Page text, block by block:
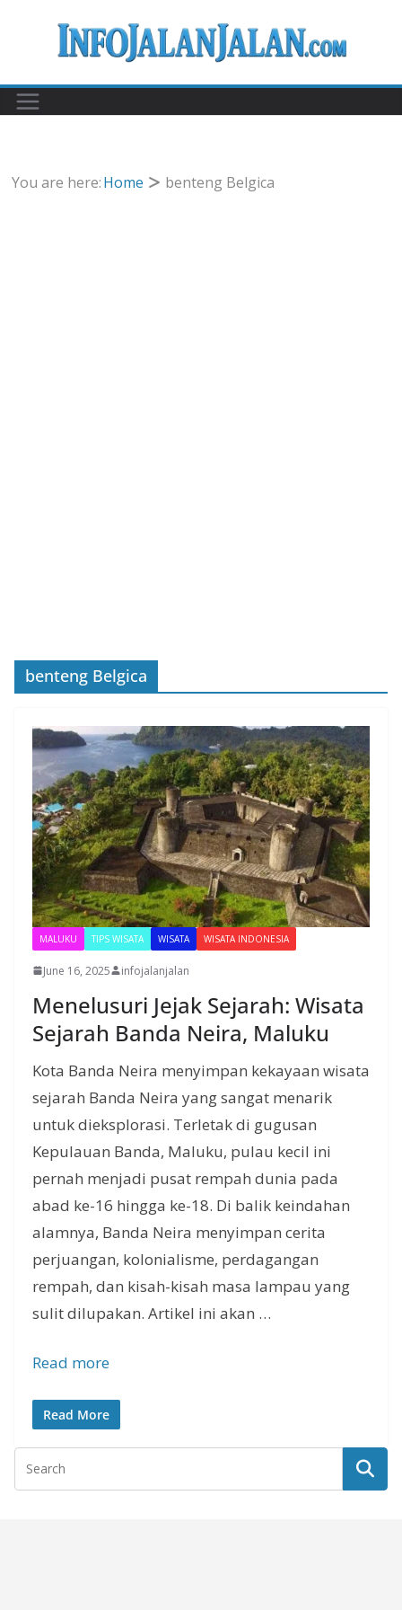
You are here:Home benteng Belgica
benteng Belgica
MALUKU TIPS WISATA WISATA WISATA INDONESIA
June 16, 2025 infojalanjalan
Menelusuri Jejak Sejarah: Wisata
Sejarah Banda Neira, Maluku
Kota Banda Neira menyimpan kekayaan wisata
sejarah Banda Neira yang sangat menarik
untuk dieksplorasi. Terletak di gugusan
Kepulauan Banda, Maluku, pulau kecil ini
pernah menjadi pusat rempah dunia pada
abad ke-16 hingga ke-18. Di balik keindahan
alamnya, Banda Neira menyimpan cerita
perjuangan, kolonialisme, perdagangan
rempah, dan kisah-kisah masa lampau yang
sulit dilupakan. Artikel ini akan …
Read more
Read More